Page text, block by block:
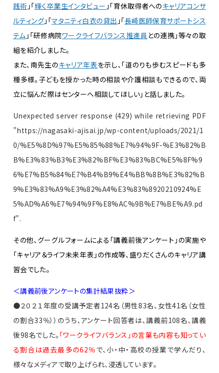
践術 」「輝く卒業生インタビュー 」「育休取得者へのキャリアコンサ
ルティング」「マタニティ白衣の貸出 」「長崎医師保育サポートシス
テム 」「研修病院ワークライフバランス推進員 との連携」等々の取
組を紹介しました。
また、南先生のキャリア年表を示し、「道のりも歩むスピードも多
種多様。子どもを授かった時の相談や介護相談もできるので、両
立に悩んだ際はセンターへ相談してほしい」と話しました。
Unexpected server response (429) while retrieving PDF
"https://nagasaki-ajisai.jp/wp-content/uploads/2021/1
0/%E5%8D%97%E5%85%88%E7%94%9F-%E3%82%B
B%E3%83%B3%E3%82%BF%E3%83%BC%E5%8F%9
6%E7%B5%84%E7%B4%B9%E4%BB%8B%E3%82%B
9%E3%83%A9%E3%82%A4%E3%83%8920210924%E
5%AD%A6%E7%94%9F%E8%AC%9B%E7%BE%A9.pd
f".
その他、グーグルフォームによる「講義前後アンケート」の実施や
「キャリア＆ライフ未来年表」の作成等、盛りだくさんのキャリア講
習会でした。
＜講義前後アンケートの集計結果抜粋＞
●２０２１年度の受講予定者124名（男性83名、女性41名（女性
の割合33％））のうち、アンケート回答者は、講義前108名、講義
後98名でした。 「ワークライフバランス」の言葉も内容も知ってい
る割合は過去最多の62％ で、小・中・高校の授業で学んだり、
様々なメディアで取り上げられ、浸透しています。